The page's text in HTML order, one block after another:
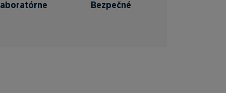
Bezpečné